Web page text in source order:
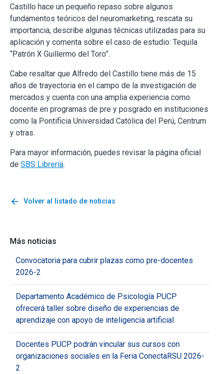
Castillo hace un pequeño repaso sobre algunos
fundamentos teóricos del neuromarketing, rescata su
importancia, describe algunas técnicas utilizadas para su
aplicación y comenta sobre el caso de estudio: Tequila
“Patrón X Guillermo del Toro”.
Cabe resaltar que Alfredo del Castillo tiene más de 15
años de trayectoria en el campo de la investigación de
mercados y cuenta con una amplia experiencia como
docente en programas de pre y posgrado en instituciones
como la Pontificia Universidad Católica del Perú, Centrum
y otras.
Para mayor información, puedes revisar la página oficial
de SBS Librería.
arrow_back Volver al listado de noticias
Más noticias
Convocatoria para cubrir plazas como pre-docentes
2026-2
Departamento Académico de Psicología PUCP
ofrecerá taller sobre diseño de experiencias de
aprendizaje con apoyo de inteligencia artificial
Docentes PUCP podrán vincular sus cursos con
organizaciones sociales en la Feria ConectaRSU 2026-
2